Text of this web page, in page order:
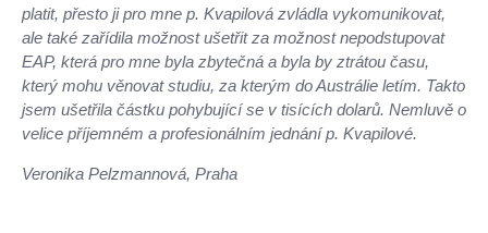
platit, přesto ji pro mne p. Kvapilová zvládla vykomunikovat,
ale také zařídila možnost ušetřit za možnost nepodstupovat
EAP, která pro mne byla zbytečná a byla by ztrátou času,
který mohu věnovat studiu, za kterým do Austrálie letím. Takto
jsem ušetřila částku pohybující se v tisících dolarů. Nemluvě o
velice příjemném a profesionálním jednání p. Kvapilové.
Veronika Pelzmannová, Praha